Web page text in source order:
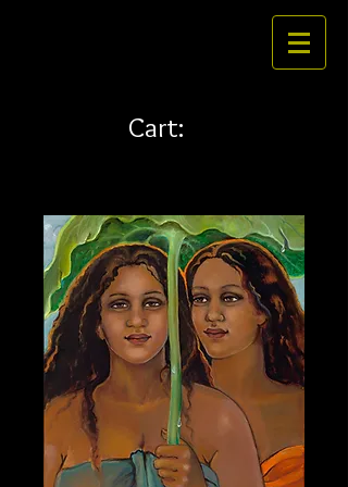
Cart: